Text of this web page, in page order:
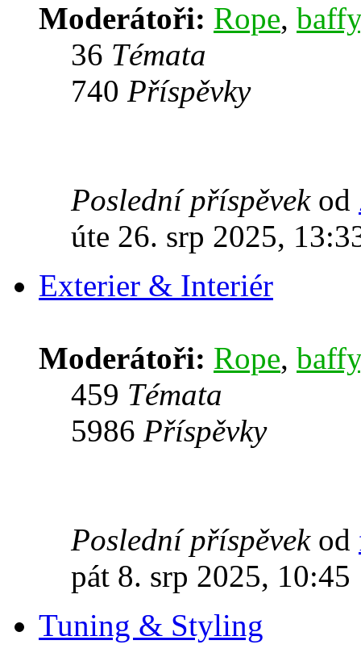
Moderátoři: Rope, baffy
36 Témata
740 Příspěvky
Poslední příspěvekod
úte 26. srp 2025,
Exterier & Interiér
Moderátoři: Rope, baffy
459 Témata
5986 Příspěvky
Poslední příspěvekod
pát 8. srp 2025, 10:45
Tuning & Styling